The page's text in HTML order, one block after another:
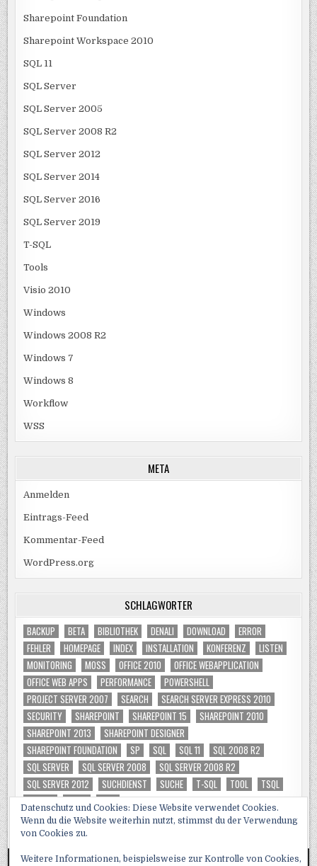
Sharepoint Foundation
Sharepoint Workspace 2010
SQL 11
SQL Server
SQL Server 2005
SQL Server 2008 R2
SQL Server 2012
SQL Server 2014
SQL Server 2016
SQL Server 2019
T-SQL
Tools
Visio 2010
Windows
Windows 2008 R2
Windows 7
Windows 8
Workflow
WSS
META
Anmelden
Eintrags-Feed
Kommentar-Feed
WordPress.org
SCHLAGWÖRTER
BACKUP BETA BIBLIOTHEK DENALI DOWNLOAD
ERROR
FEHLER
HOMEPAGE INDEX INSTALLATION KONFERENZ
LISTEN
MONITORING
MOSS OFFICE 2010
OFFICE WEBAPPLICATION
OFFICE WEB APPS
PERFORMANCE
POWERSHELL
PROJECT SERVER 2007
SEARCH
SEARCH SERVER EXPRESS 2010
SECURITY
SHAREPOINT SHAREPOINT 15
SHAREPOINT 2010
SHAREPOINT 2013
SHAREPOINT DESIGNER
SHAREPOINT FOUNDATION
SP SQL SQL 11
SQL 2008 R2
SQL SERVER
SQL SERVER 2008
SQL SERVER 2008 R2
SQL SERVER 2012
SUCHDIENST SUCHE T-SQL TOOL
TSQL
TUNING
VIDEO WSS
Datenschutz und Cookies: Diese Website verwendet Cookies.
Wenn du die Website weiterhin nutzt, stimmst du der Verwendung
von Cookies zu.
Weitere Informationen, beispielsweise zur Kontrolle von Cookies,